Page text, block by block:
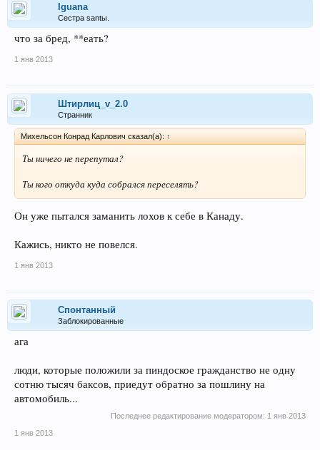
Iguana
Сестра santы.
что за бред, **еать?
1 янв 2013
Штирлиц_v_2.0
Странник
Михельсон Конрад Карлович сказал(а): ↑
Ты ничего не перепутал?
Ты кого откуда куда собрался переселять?
Он уже пытался заманить лохов к себе в Канаду.
Кажись, никто не повелся.
1 янв 2013
Спонтанный
Заблокированные
ага
люди, которые положили за пиндоское гражданство не одну
сотню тысяч баксов, приедут обратно за пошлину на
автомобиль...
Последнее редактирование модератором: 1 янв 2013
1 янв 2013